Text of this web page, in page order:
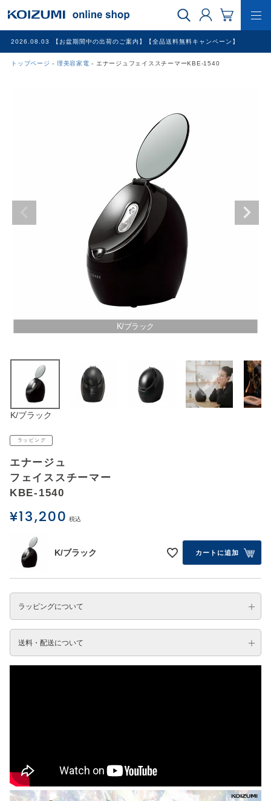
2026.08.03 【お盆期間中の出荷のご案内】【全品送料無料キャンペーン】
トップページ 理美容家電 エナージュフェイススチーマーKBE-1540
アウトレットSALE
ブログ
ログイン
K/ブラック
K/ブラック
ラッピング
エナージュ
フェイススチーマー
KBE-1540
¥13,200 税込
K/ブラック カートに追加
ラッピングについて
送料・配送について